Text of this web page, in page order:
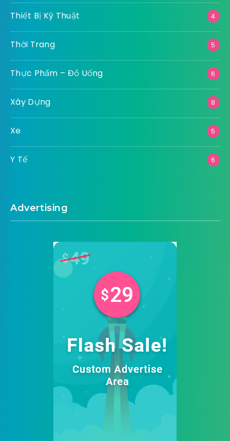
Thiết Bị Kỹ Thuật 4
Thời Trang 5
Thực Phẩm – Đồ Uống 6
Xây Dựng 8
Xe 5
Y Tế 6
Advertising